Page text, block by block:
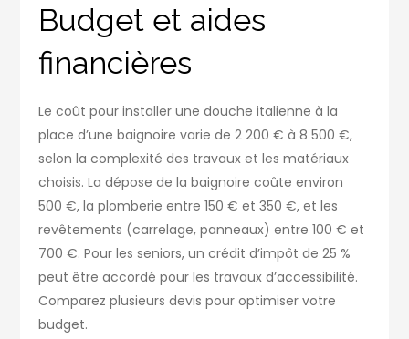
Budget et aides
financières
Le coût pour installer une douche italienne à la
place d’une baignoire varie de 2 200 € à 8 500 €,
selon la complexité des travaux et les matériaux
choisis. La dépose de la baignoire coûte environ
500 €, la plomberie entre 150 € et 350 €, et les
revêtements (carrelage, panneaux) entre 100 € et
700 €. Pour les seniors, un crédit d’impôt de 25 %
peut être accordé pour les travaux d’accessibilité.
Comparez plusieurs devis pour optimiser votre
budget.